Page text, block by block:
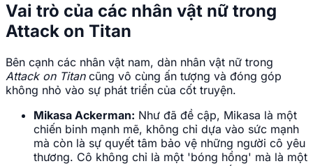
Vai trò của các nhân vật nữ trong
Attack on Titan
Bên cạnh các nhân vật nam, dàn nhân vật nữ trong
Attack on Titancũng vô cùng ấn tượng và đóng góp
không nhỏ vào sự phát triển của cốt truyện.
Mikasa Ackerman: Như đã đề cập, Mikasa là một
chiến binh mạnh mẽ, không chỉ dựa vào sức mạnh
mà còn là sự quyết tâm bảo vệ những người cô yêu
thương. Cô không chỉ là một 'bóng hồng' mà là một